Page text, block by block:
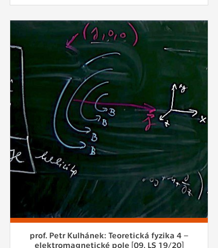
prof. Petr Kulhánek: Teoretická fyzika 4 –
elektromagnetické pole [09, LS 19/20]